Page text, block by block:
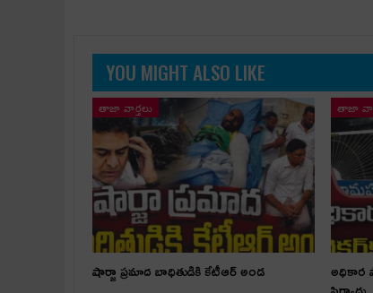
YOU MIGHT ALSO LIKE
తాజా వార్తలు
షార్జా ప్రమాద బాధితుడికి కేటీఆర్ అండ
తాజా
అధికార